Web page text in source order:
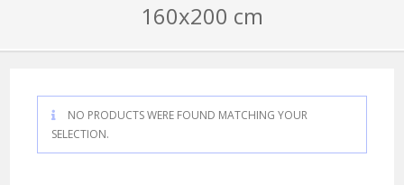
160x200 cm
NO PRODUCTS WERE FOUND MATCHING YOUR
SELECTION.